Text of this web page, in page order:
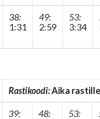
38:
1:31
49:
2:59
53:
3:34
Rastikoodi:Aika rastille
39:
48:
53: